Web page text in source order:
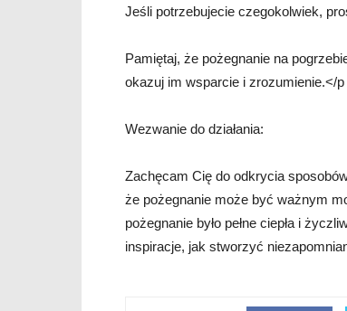
Jeśli potrzebujecie czegokolwiek,
Pamiętaj, że pożegnanie na
okazuj im wsparcie i zrozumienie.</p
Wezwanie do działania:
Zachęcam Cię do odkrycia
że pożegnanie może być ważnym
pożegnanie było pełne ciepła i
inspiracje, jak stworzyć